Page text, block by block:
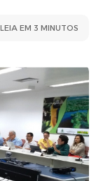
LEIA EM 3 MINUTOS